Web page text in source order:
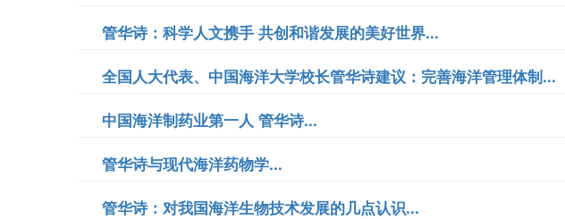
管华诗：科学人文携手 共创和谐发展的美好世界...
全国人大代表、中国海洋大学校长管华诗建议：完善海洋管理体制...
中国海洋制药业第一人 管华诗...
管华诗与现代海洋药物学...
管华诗：对我国海洋生物技术发展的几点认识...